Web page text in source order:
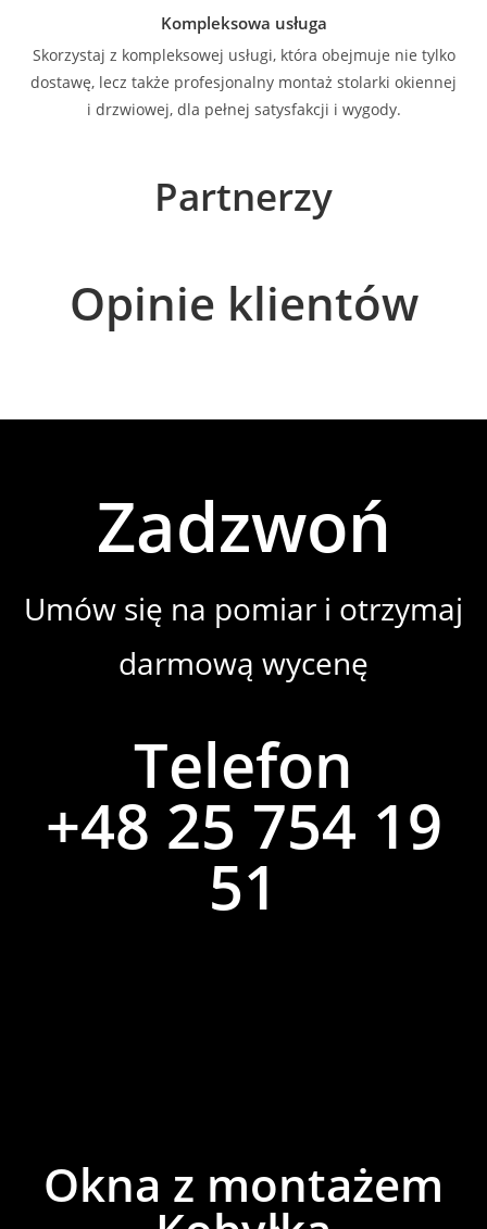
Kompleksowa usługa
Skorzystaj z kompleksowej usługi, która obejmuje nie tylko
dostawę, lecz także profesjonalny montaż stolarki okiennej
i drzwiowej, dla pełnej satysfakcji i wygody.
Partnerzy
Opinie klientów
Zadzwoń
Umów się na pomiar i otrzymaj
darmową wycenę
Telefon
+48 25 754 19
51
Okna z montażem